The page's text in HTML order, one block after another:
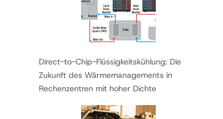
Direct-to-Chip-Flüssigkeitskühlung: Die
Zukunft des Wärmemanagements in
Rechenzentren mit hoher Dichte